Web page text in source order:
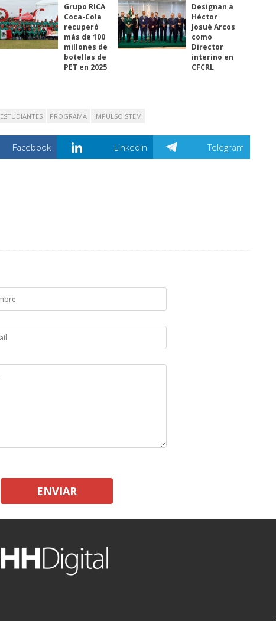
Grupo RICA
Coca-Cola
recuperó
más de 100
millones de
botellas de
PET en 2025
Designan a
Héctor
Josué Arcos
como
Director
interino en
CFCRL
ESTUDIANTES PROGRAMA IMPULSO STEM
Facebook Linkedin Telegram
ENVIAR